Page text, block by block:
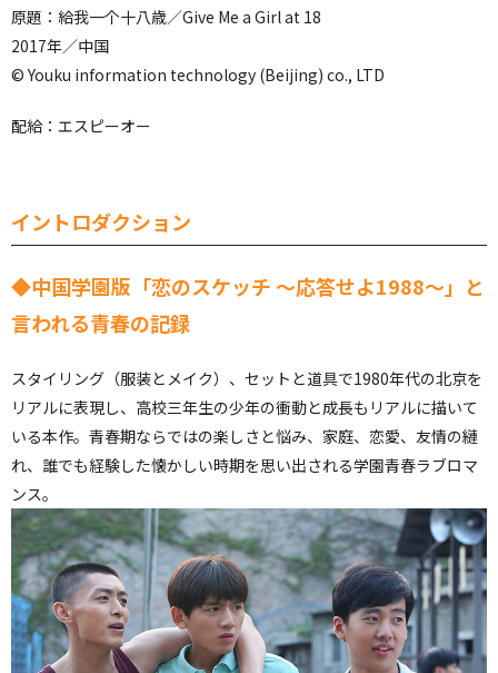
原題：給我一个十八歳／Give Me a Girl at 18
2017年／中国
© Youku information technology (Beijing) co., LTD
配給：エスピーオー
イントロダクション
◆中国学園版「恋のスケッチ ～応答せよ1988～」と
言われる青春の記録
スタイリング（服装とメイク）、セットと道具で1980年代の北京を
リアルに表現し、高校三年生の少年の衝動と成長もリアルに描いて
いる本作。青春期ならではの楽しさと悩み、家庭、恋愛、友情の縺
れ、誰でも経験した懐かしい時期を思い出される学園青春ラブロマ
ンス。